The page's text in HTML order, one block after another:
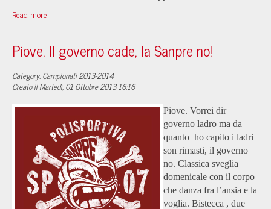
Read more
Piove. Il governo cade, la Sanpre no!
Category: Campionati 2013-2014
Creato il Martedì, 01 Ottobre 2013 16:16
Piove. Vorrei dir
governo ladro ma da
quanto ho capito i ladri
son rimasti, il governo
no. Classica sveglia
domenicale con il corpo
che danza fra l’ansia e la
voglia. Bistecca , due